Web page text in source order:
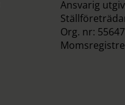
Ansvarig
Org. nr: